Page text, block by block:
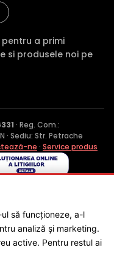
a primi
si produsele noi pe
· Reg. Com.:
· Sediu: Str. Petrache
ne · Service produs
SRL
să funcționeze, a-l
analiză și marketing.
active. Pentru restul ai